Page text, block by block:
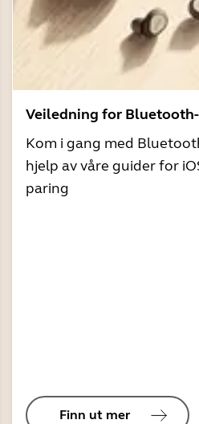
Veiledning for
Kom i gang med
hjelp av våre guider for
paring
Finn ut mer